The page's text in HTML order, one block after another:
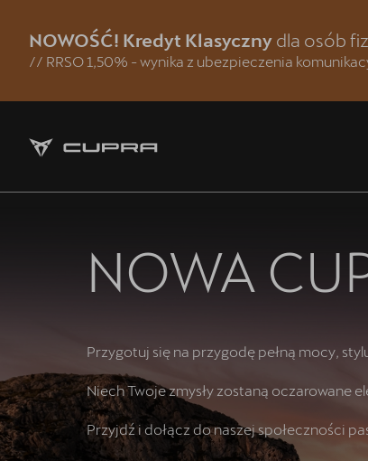
NOWOŚĆ! Kredyt Klasyczny dla osób
// RRSO 1,50% - wynika z ubezpieczenia
Oferta i aktualności
Finansowanie
Serwis
Oryginalne części zamienne
NOWA
Przygotuj się na przygodę pełną mocy,
Niech Twoje zmysły zostaną oczarowane
Przyjdź i dołącz do naszej społeczności